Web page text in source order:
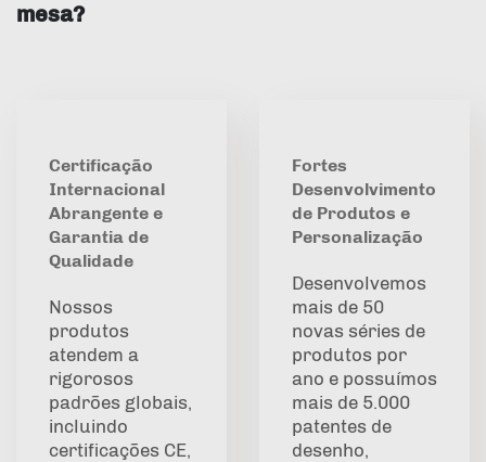
mesa?
Certificação
Internacional
Abrangente e
Garantia de
Qualidade
Nossos
produtos
atendem a
rigorosos
padrões globais,
incluindo
certificações CE,
Fortes
Desenvolvimento
de Produtos e
Personalização
Desenvolvemos
mais de 50
novas séries de
produtos por
ano e possuímos
mais de 5.000
patentes de
desenho,